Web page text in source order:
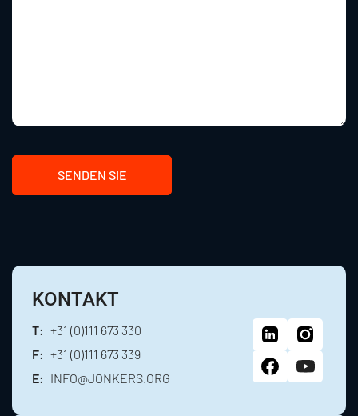
SENDEN SIE
KONTAKT
T: +31 (0)111 673 330
F: +31 (0)111 673 339
E: INFO@JONKERS.ORG